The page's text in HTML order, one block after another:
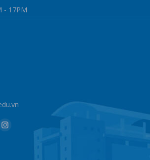
- 17PM
Instagram